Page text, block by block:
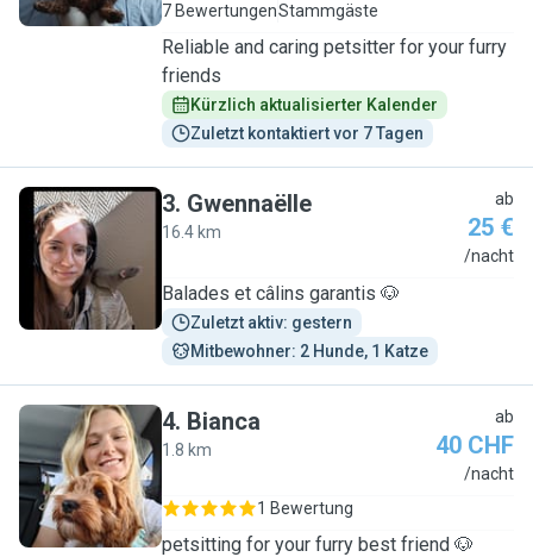
7 BewertungenStammgäste
Reliable and caring petsitter for your furry
friends
Kürzlich aktualisierter Kalender
Zuletzt kontaktiert vor 7 Tagen
G
3. Gwennaëlle
16.4 km
ab
25 €
/nacht
Balades et câlins garantis 🐶
Zuletzt aktiv: gestern
Mitbewohner: 2 Hunde, 1 Katze
B
4. Bianca
1.8 km
ab
40 CHF
/nacht
1 Bewertung
petsitting for your furry best friend 🐶